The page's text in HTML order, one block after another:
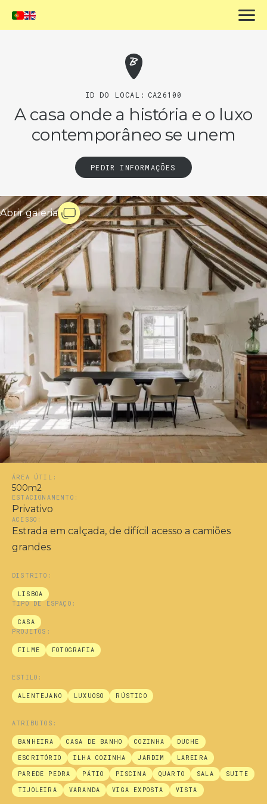
ID DO LOCAL: CA26100
A casa onde a história e o luxo
contemporâneo se unem
PEDIR INFORMAÇÕES
Abrir galeria
ÁREA ÚTIL:
500m2
ESTACIONAMENTO:
Privativo
ACESSO:
Estrada em calçada, de difícil acesso a camiões
grandes
DISTRITO:
LISBOA
TIPO DE ESPAÇO:
CASA
PROJETOS:
FILME FOTOGRAFIA
ESTILO:
ALENTEJANO LUXUOSO RÚSTICO
ATRIBUTOS:
BANHEIRA CASA DE BANHO COZINHA DUCHE
ESCRITÓRIO ILHA COZINHA JARDIM LAREIRA
PAREDE PEDRA PÁTIO PISCINA QUARTO SALA SUITE
TIJOLEIRA VARANDA VIGA EXPOSTA VISTA